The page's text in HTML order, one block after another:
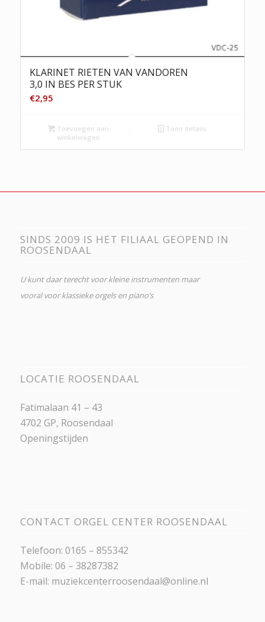
KLARINET RIETEN VAN VANDOREN
3,0 IN BES PER STUK
€2,95
Toevoegen aan
winkelwagen
Toon details
SINDS 2009 IS HET FILIAAL GEOPEND IN
ROOSENDAAL
U kunt daar terecht voor kleine instrumenten maar
vooral voor klassieke orgels en piano’s
LOCATIE ROOSENDAAL
Fatimalaan 41 – 43
4702 GP, Roosendaal
Openingstijden
CONTACT ORGEL CENTER ROOSENDAAL
Telefoon: 0165 – 855342
Mobile: 06 – 38287382
E-mail: muziekcenterroosendaal@online.nl